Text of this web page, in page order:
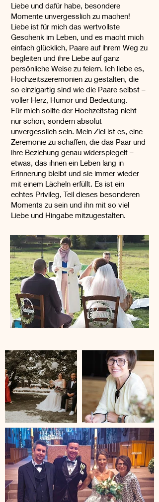
Liebe und dafür habe, besondere
Momente unvergesslich zu machen!
Liebe ist für mich das wertvollste
Geschenk im Leben, und es macht mich
einfach glücklich, Paare auf ihrem Weg zu
begleiten und ihre Liebe auf ganz
persönliche Weise zu feiern. Ich liebe es,
Hochzeitszeremonien zu gestalten, die
so einzigartig sind wie die Paare selbst –
voller Herz, Humor und Bedeutung.
Für mich sollte der Hochzeitstag nicht
nur schön, sondern absolut
unvergesslich sein. Mein Ziel ist es, eine
Zeremonie zu schaffen, die das Paar und
ihre Beziehung genau widerspiegelt –
etwas, das ihnen ein Leben lang in
Erinnerung bleibt und sie immer wieder
mit einem Lächeln erfüllt. Es ist ein
echtes Privileg, Teil dieses besonderen
Moments zu sein und ihn mit so viel
Liebe und Hingabe mitzugestalten.